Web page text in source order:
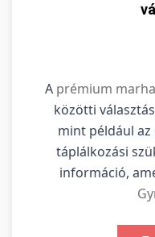
A prémium
közötti
mint például
táplálkozási
információ,